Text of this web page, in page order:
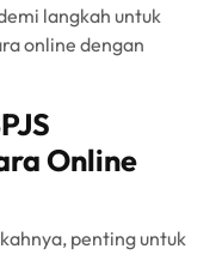
langkah untuk
online dengan
Online
penting untuk